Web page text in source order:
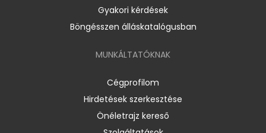
Gyakori kérdések
Böngésszen álláskatalógusban
MUNKÁLTATÓKNAK
Cégprofilom
Hirdetések szerkesztése
Önéletrajz kereső